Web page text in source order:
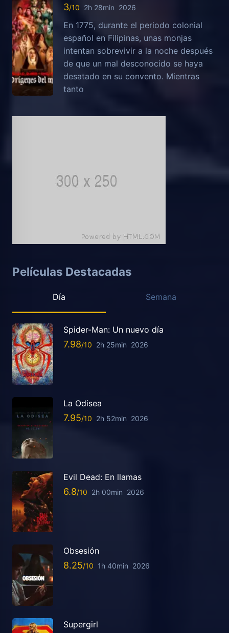
3 2h 28min 2026
En 1775, durante el periodo colonial
español en Filipinas, unas monjas
intentan sobrevivir a la noche después
de que un mal desconocido se haya
desatado en su convento. Mientras
tanto
Películas Destacadas
Día Semana
Spider-Man: Un nuevo día
7.98 2h 25min 2026
La Odisea
7.95 2h 52min 2026
Evil Dead: En llamas
6.8 2h 00min 2026
Obsesión
8.25 1h 40min 2026
Supergirl